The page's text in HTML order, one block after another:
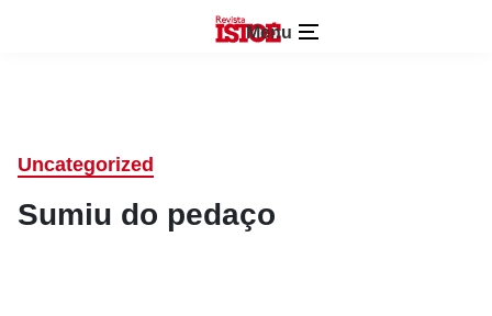
Menu
Uncategorized
Sumiu do pedaço